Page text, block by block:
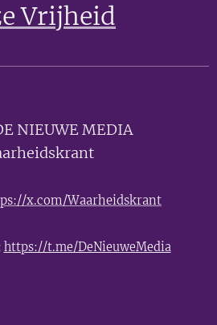
Vrijheid
NIEUWE MEDIA 🟣
x.com/Waarheidskrant
https://t.me/DeNieuweMedia